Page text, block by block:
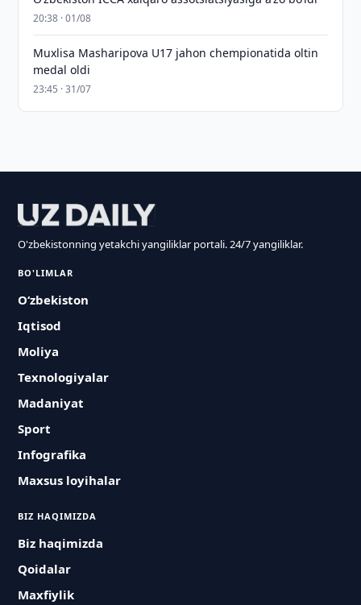
20:38 · 01/08
Muxlisa Masharipova U17 jahon chempionatida oltin
medal oldi
23:45 · 31/07
O'zbekistonning yetakchi yangiliklar portali. 24/7 yangiliklar.
BO'LIMLAR
O‘zbekiston
Iqtisod
Moliya
Texnologiyalar
Madaniyat
Sport
Infografika
Maxsus loyihalar
BIZ HAQIMIZDA
Biz haqimizda
Qoidalar
Maxfiylik